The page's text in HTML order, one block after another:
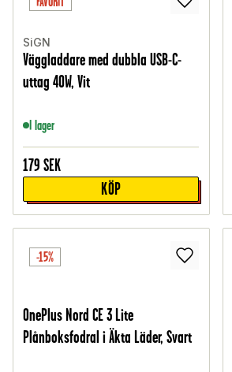
SiGN
Väggladdare med dubbla USB-C-
uttag 40W, Vit
I lager
179 SEK
KÖP
-15%
OnePlus Nord CE 3 Lite
Plånboksfodral i Äkta Läder, Svart